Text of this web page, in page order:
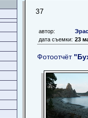
37
автор:
дата съемки: 23
Фотоотчёт